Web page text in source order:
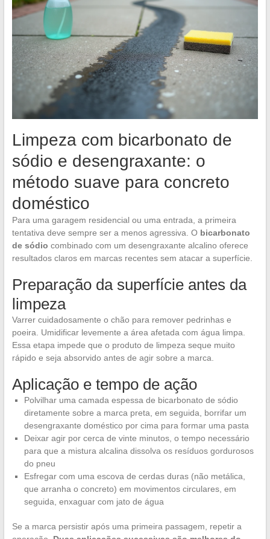
Limpeza com bicarbonato de
sódio e desengraxante: o
método suave para concreto
doméstico
Para uma garagem residencial ou uma entrada, a primeira
tentativa deve sempre ser a menos agressiva. O bicarbonato
de sódio combinado com um desengraxante alcalino oferece
resultados claros em marcas recentes sem atacar a superfície.
Preparação da superfície antes da
limpeza
Varrer cuidadosamente o chão para remover pedrinhas e
poeira. Umidificar levemente a área afetada com água limpa.
Essa etapa impede que o produto de limpeza seque muito
rápido e seja absorvido antes de agir sobre a marca.
Aplicação e tempo de ação
Polvilhar uma camada espessa de bicarbonato de sódio
diretamente sobre a marca preta, em seguida, borrifar um
desengraxante doméstico por cima para formar uma pasta
Deixar agir por cerca de vinte minutos, o tempo necessário
para que a mistura alcalina dissolva os resíduos gordurosos
do pneu
Esfregar com uma escova de cerdas duras (não metálica,
que arranha o concreto) em movimentos circulares, em
seguida, enxaguar com jato de água
Se a marca persistir após uma primeira passagem, repetir a